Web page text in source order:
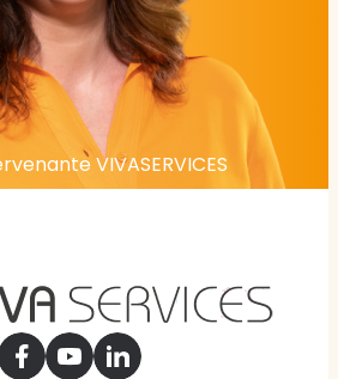
VIVASERVICES